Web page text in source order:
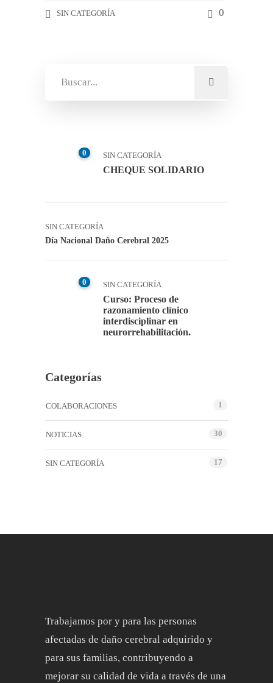
SIN CATEGORÍA 0
0 SIN CATEGORÍA
CHEQUE SOLIDARIO
SIN CATEGORÍA
Día Nacional Daño Cerebral 2025
0 SIN CATEGORÍA
Curso: Proceso de
razonamiento clínico
interdisciplinar en
neurorrehabilitación.
Categorías
COLABORACIONES 1
NOTICIAS 30
SIN CATEGORÍA 17
Trabajamos por y para las personas
afectadas de daño cerebral adquirido y
para sus familias, contribuyendo a
mejorar su calidad de vida a través de una